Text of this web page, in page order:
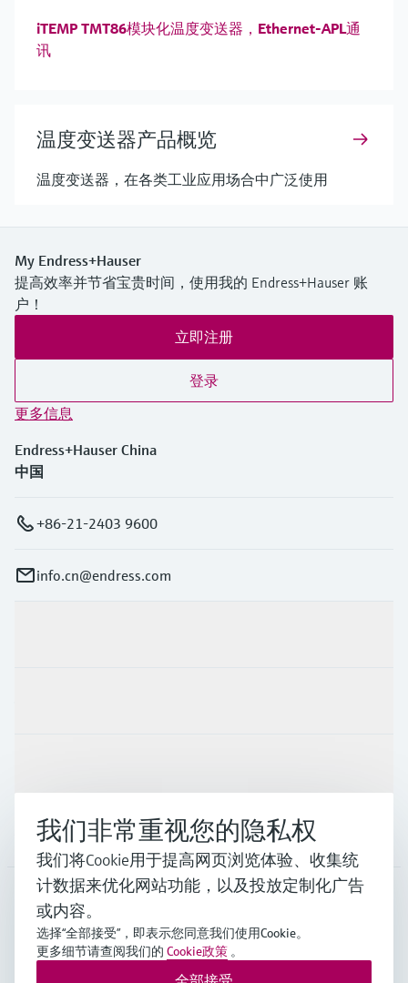
iTEMP TMT86模块化温度变送器，Ethernet-APL通
讯
温度变送器产品概览
温度变送器，在各类工业应用场合中广泛使用
My Endress+Hauser
提高效率并节省宝贵时间，使用我的 Endress+Hauser 账
户！
立即注册
登录
更多信息
Endress+Hauser China
中国
+86-21-2403 9600
info.cn@endress.com
公司
CHN• 中文
我们非常重视您的隐私权
我们将Cookie用于提高网页浏览体验、收集统
计数据来优化网站功能，以及投放定制化广告
或内容。
选择“全部接受”，即表示您同意我们使用Cookie。
更多细节请查阅我们的 Cookie政策 。